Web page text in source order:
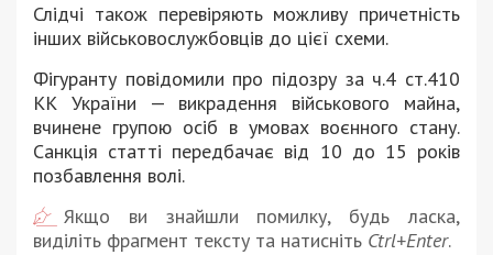
Слідчі також перевіряють можливу причетність
інших військовослужбовців до цієї схеми.
Фігуранту повідомили про підозру за ч.4 ст.410
КК України — викрадення військового майна,
вчинене групою осіб в умовах воєнного стану.
Санкція статті передбачає від 10 до 15 років
позбавлення волі.
Якщо ви знайшли помилку, будь ласка,
виділіть фрагмент тексту та натисніть Ctrl+Enter.